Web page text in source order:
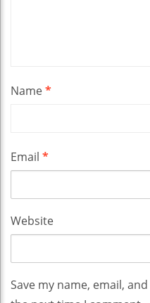
Name*
Email *
Website
Save my name, email,